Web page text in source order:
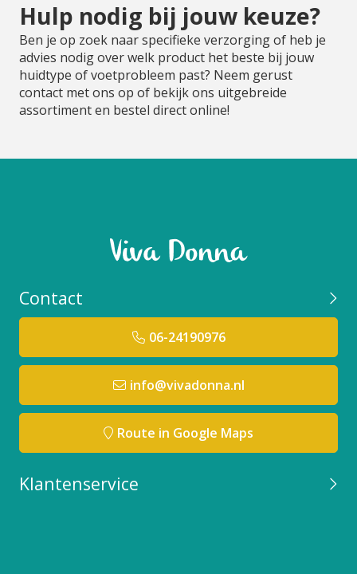
Hulp nodig bij jouw keuze?
Ben je op zoek naar specifieke verzorging of heb je
advies nodig over welk product het beste bij jouw
huidtype of voetprobleem past? Neem gerust
contact met ons op of bekijk ons uitgebreide
assortiment en bestel direct online!
Contact
06-24190976
info@vivadonna.nl
Route in Google Maps
Klantenservice